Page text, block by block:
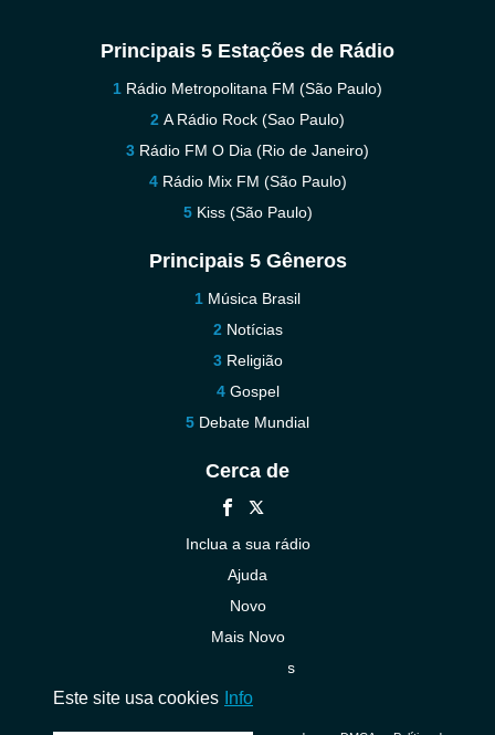
Principais 5 Estações de Rádio
Rádio Metropolitana FM (São Paulo)
A Rádio Rock (Sao Paulo)
Rádio FM O Dia (Rio de Janeiro)
Rádio Mix FM (São Paulo)
Kiss (São Paulo)
Principais 5 Gêneros
Música Brasil
Notícias
Religião
Gospel
Debate Mundial
Cerca de
Inclua a sua rádio
Ajuda
Novo
Mais Novo
Contacte-nos
Este site usa cookies Info